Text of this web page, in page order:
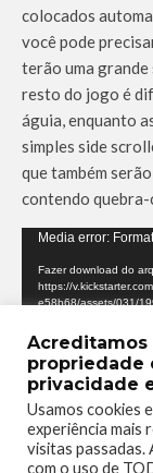
colocados
você pode
terão uma
resto do jogo é
águia, enquanto
simples side
que também
contendo quebra-
d
o
d
e
Media error:
Fazer download do
https://
e58b68/assets/031/
Acreditamos
propriedade
privacidade
Usamos cookies
experiência mais
visitas passadas.
com o uso de